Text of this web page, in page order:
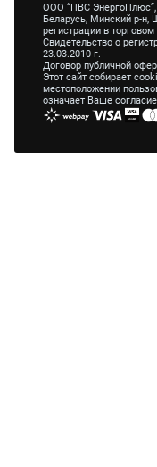
ООО “ПВС
Беларусь, Минский р-
регистрации в
Свидетельство о
23.03.2010 г.
Договор публичной
Этот сайт собирает
местоположении
означает Ваше